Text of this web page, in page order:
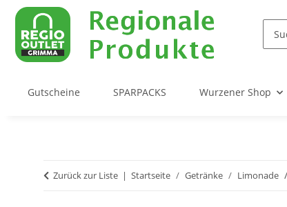
Gutscheine SPARPACKS Wurzener Shop
Zurück zur Liste Startseite Getränke Limonade